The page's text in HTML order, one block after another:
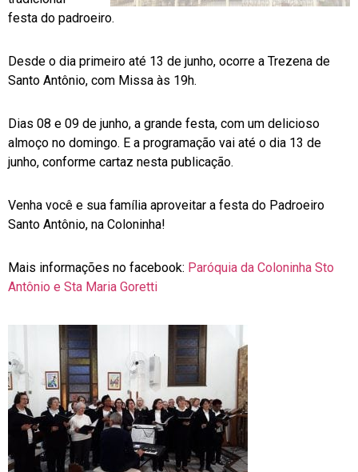
festa do padroeiro.
Desde o dia primeiro até 13 de junho, ocorre a Trezena de
Santo Antônio, com Missa às 19h.
Dias 08 e 09 de junho, a grande festa, com um delicioso
almoço no domingo. E a programação vai até o dia 13 de
junho, conforme cartaz nesta publicação.
Venha você e sua família aproveitar a festa do Padroeiro
Santo Antônio, na Coloninha!
Mais informações no facebook: Paróquia da Coloninha Sto
Antônio e Sta Maria Goretti